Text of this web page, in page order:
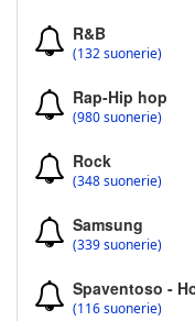
R&B
(132 suonerie)
Rap-Hip hop
(980 suonerie)
Rock
(348 suonerie)
Samsung
(339 suonerie)
Spaventoso -
(116 suonerie)